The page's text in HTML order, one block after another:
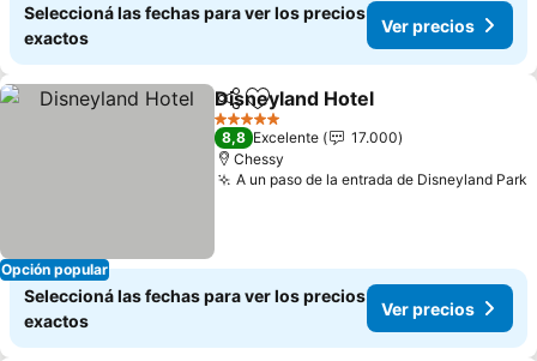
Seleccioná las fechas para ver los precios
exactos
Ver precios
Opción popular
CompartirAñadir a favoritos
Disneyland Hotel
5 Estrellas
8,8 Excelente
17.000
Chessy
A un paso de la entrada de Disneyland Park
Seleccioná las fechas para ver los precios
exactos
Ver precios